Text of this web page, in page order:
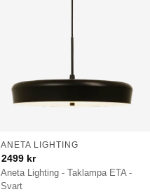
Aneta Lighting - Taklampa ETA -
Svart
ANETA LIGHTING
2499 kr